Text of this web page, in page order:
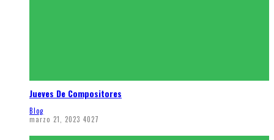
Jueves De Compositores
Blog
marzo 21, 2023 4027